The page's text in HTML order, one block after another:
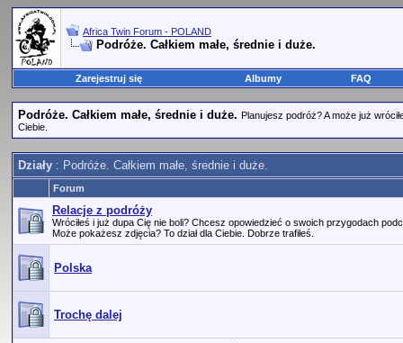
Africa Twin Forum - POLAND
Podróże. Całkiem małe, średnie i duże.
Zarejestruj się Albumy FAQ
Podróże. Całkiem małe, średnie i duże. Planujesz podróż? A może już
Ciebie.
Działy : Podróże. Całkiem małe, średnie i duże.
Forum
Relacje z podróży
Wróciłeś i już dupa Cię nie boli? Chcesz opowiedzieć o swoich przygodach
Może pokażesz zdjęcia? To dział dla Ciebie. Dobrze trafiłeś.
Polska
Trochę dalej